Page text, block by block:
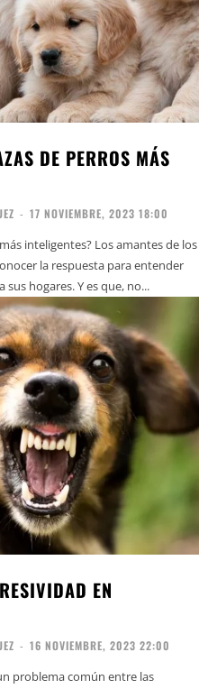
DE PERROS MÁS
- 17 NOVIEMBRE, 2023 18:00
inteligentes? Los amantes de los
la respuesta para entender
hogares. Y es que, no...
EN
- 16 NOVIEMBRE, 2023 22:00
problema común entre las